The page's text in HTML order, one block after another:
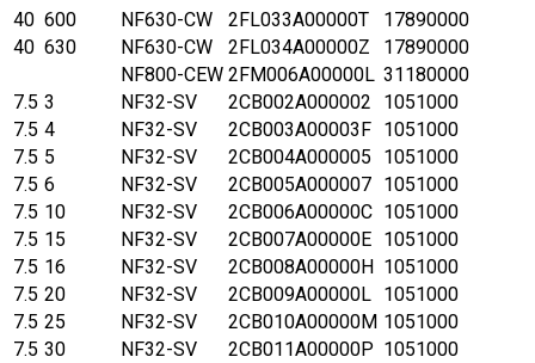
40 600 NF630-CW 2FL033A00000T
17890000
40 630 NF630-CW 2FL034A00000Z
17890000
NF800-CEW 2FM006A00000L 31180000
7.5 3 NF32-SV 2CB002A000002
1051000
7.5 4 NF32-SV 2CB003A00003F 1051000
7.5 5 NF32-SV 2CB004A000005
1051000
7.5 6 NF32-SV 2CB005A000007 1051000
7.5 10 NF32-SV 2CB006A00000C 1051000
7.5 15 NF32-SV 2CB007A00000E 1051000
7.5 16 NF32-SV 2CB008A00000H 1051000
7.5 20 NF32-SV 2CB009A00000L 1051000
7.5 25 NF32-SV 2CB010A00000M 1051000
7.5 30 NF32-SV 2CB011A00000P 1051000